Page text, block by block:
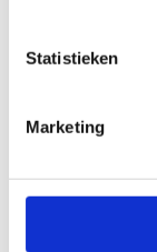
Statistieken
Marketing